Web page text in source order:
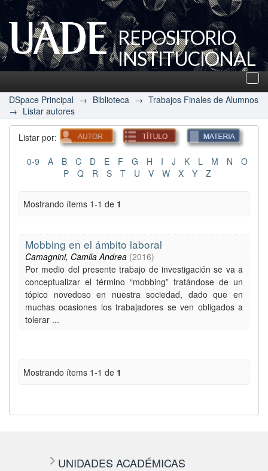
REPOSITORIO
INSTITUCIONAL
UADE
DSpace Principal → Biblioteca → Trabajos Finales de Alumnos
→ Listar autores
Listar por:
0-9 A B C D E F G H I J K L M N
O
P
Q R S T U V W X Y Z
Mostrando ítems 1-1 de 1
Mobbing en el ámbito laboral
Camagnini, Camila Andrea (2016)
Por medio del presente trabajo de investigación se va a
conceptualizar el término “mobbing” tratándose de un
tópico novedoso en nuestra sociedad, dado que en
muchas ocasiones los trabajadores se ven obligados a
tolerar ...
Mostrando ítems 1-1 de 1
UNIDADES ACADÉMICAS